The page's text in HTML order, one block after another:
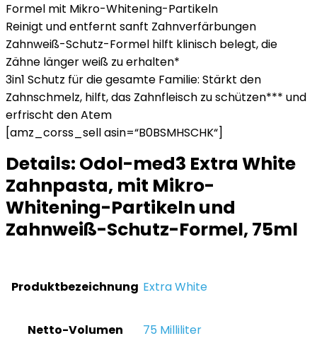
Formel mit Mikro-Whitening-Partikeln
Reinigt und entfernt sanft Zahnverfärbungen
Zahnweiß-Schutz-Formel hilft klinisch belegt, die
Zähne länger weiß zu erhalten*
3in1 Schutz für die gesamte Familie: Stärkt den
Zahnschmelz, hilft, das Zahnfleisch zu schützen*** und
erfrischt den Atem
[amz_corss_sell asin=“B0BSMHSCHK“]
Details: Odol-med3 Extra White
Zahnpasta, mit Mikro-
Whitening-Partikeln und
Zahnweiß-Schutz-Formel, 75ml
Produktbezeichnung ‎Extra White
Netto-Volumen ‎75 Milliliter